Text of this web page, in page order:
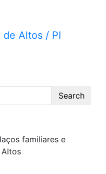
de
Altos – Piauí – Brasil
Search
familiares e